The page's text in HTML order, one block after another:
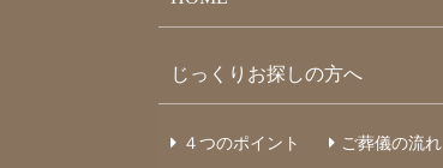
じっくりお探しの方へ
４つのポイント ご葬儀の流れ